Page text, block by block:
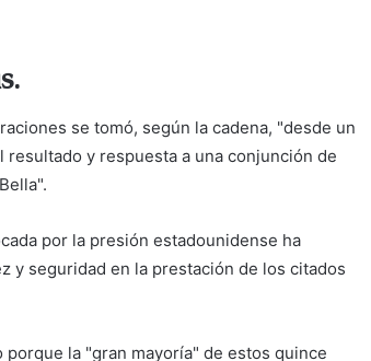
se tomó, según la cadena, "desde un
y respuesta a una conjunción de
por la presión estadounidense ha
y seguridad en la prestación de los citados
la "gran mayoría" de estos quince